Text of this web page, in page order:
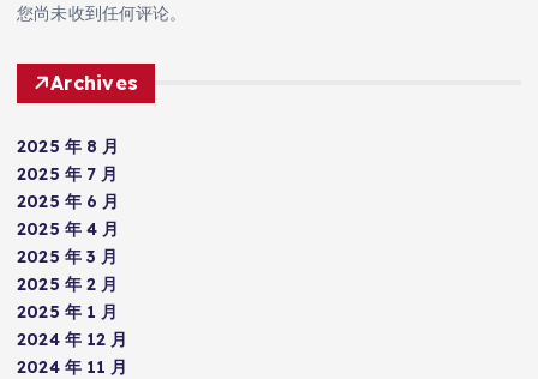
您尚未收到任何评论。
Archives
2025 年 8 月
2025 年 7 月
2025 年 6 月
2025 年 4 月
2025 年 3 月
2025 年 2 月
2025 年 1 月
2024 年 12 月
2024 年 11 月